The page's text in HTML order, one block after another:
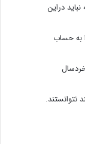
دراین
به حساب
نتوانستند.